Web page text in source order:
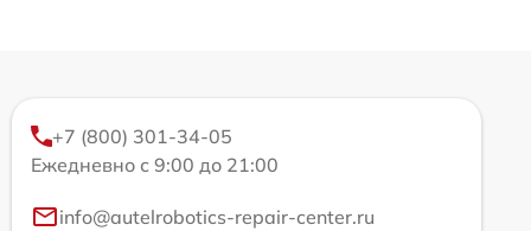
+7 (800) 301-34-05
Ежедневно с 9:00 до 21:00
info@autelrobotics-repair-center.ru